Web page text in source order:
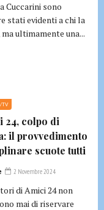
Cuccarini sono
stati evidenti a chi la
ma ultimamente una...
TV
24, colpo di
il provvedimento
scuote tutti
2 Novembre 2024
di Amici 24 non
mai di riservare